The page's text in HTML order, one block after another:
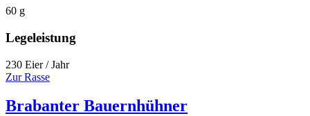
60 g
Legeleistung
230 Eier / Jahr
Zur Rasse
Brabanter Bauernhühner